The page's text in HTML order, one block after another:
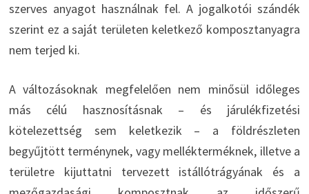
szerves anyagot használnak fel. A jogalkotói szándék
szerint ez a saját területen keletkező komposztanyagra
nem terjed ki.
A változásoknak megfelelően nem minősül időleges
más célú hasznosításnak – és járulékfizetési
kötelezettség sem keletkezik – a földrészleten
begyűjtött terménynek, vagy mellékterméknek, illetve a
területre kijuttatni tervezett istállótrágyának és a